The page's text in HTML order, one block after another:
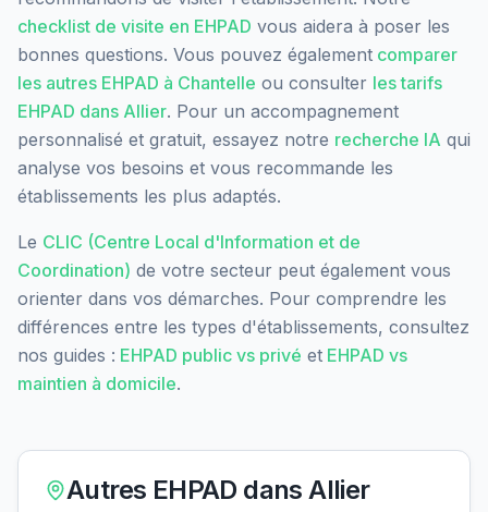
checklist de visite en EHPAD vous aidera à poser les
bonnes questions. Vous pouvez également comparer
les autres EHPAD à Chantelle ou consulter les tarifs
EHPAD dans Allier. Pour un accompagnement
personnalisé et gratuit, essayez notre recherche IA qui
analyse vos besoins et vous recommande les
établissements les plus adaptés.
Le CLIC (Centre Local d'Information et de
Coordination) de votre secteur peut également vous
orienter dans vos démarches. Pour comprendre les
différences entre les types d'établissements, consultez
nos guides : EHPAD public vs privé et EHPAD vs
maintien à domicile.
Autres EHPAD dansAllier